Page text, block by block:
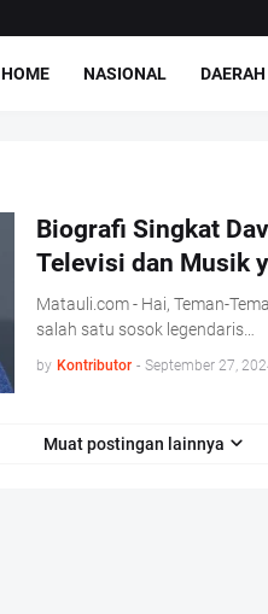
HOME NASIONAL DAERAH
Biografi Singkat
Televisi dan Musik
Matauli.com - Hai, Teman-
salah satu sosok legendaris…
by Kontributor - September 27,
Muat postingan lainnya